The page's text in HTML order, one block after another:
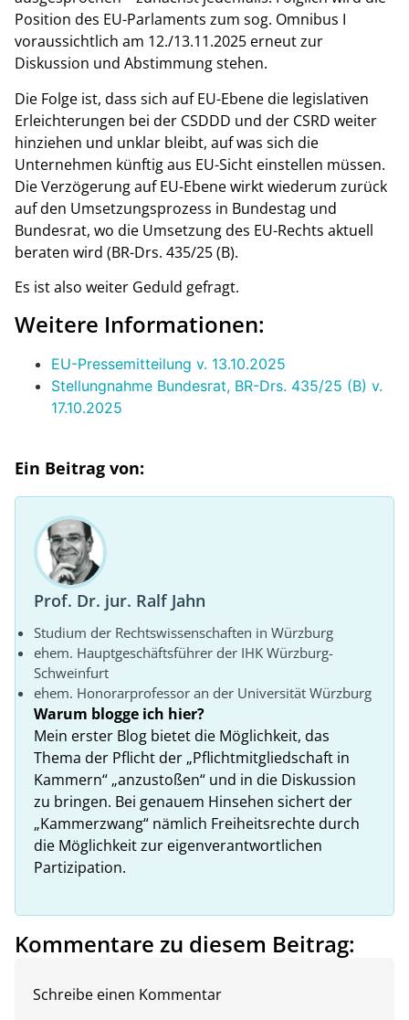
Position des EU-Parlaments zum sog. Omnibus I
voraussichtlich am 12./13.11.2025 erneut zur
Diskussion und Abstimmung stehen.
Die Folge ist, dass sich auf EU-Ebene die legislativen
Erleichterungen bei der CSDDD und der CSRD weiter
hinziehen und unklar bleibt, auf was sich die
Unternehmen künftig aus EU-Sicht einstellen müssen.
Die Verzögerung auf EU-Ebene wirkt wiederum zurück
auf den Umsetzungsprozess in Bundestag und
Bundesrat, wo die Umsetzung des EU-Rechts aktuell
beraten wird (BR-Drs. 435/25 (B).
Es ist also weiter Geduld gefragt.
Weitere Informationen:
EU-Pressemitteilung v. 13.10.2025
Stellungnahme Bundesrat, BR-Drs. 435/25 (B) v.
17.10.2025
Ein Beitrag von:
Prof. Dr. jur. Ralf Jahn
Studium der Rechtswissenschaften in Würzburg
ehem. Hauptgeschäftsführer der IHK Würzburg-
Schweinfurt
ehem. Honorarprofessor an der Universität Würzburg
Warum blogge ich hier?
Mein erster Blog bietet die Möglichkeit, das
Thema der Pflicht der „Pflichtmitgliedschaft in
Kammern“ „anzustoßen“ und in die Diskussion
zu bringen. Bei genauem Hinsehen sichert der
„Kammerzwang“ nämlich Freiheitsrechte durch
die Möglichkeit zur eigenverantwortlichen
Partizipation.
Kommentare zu diesem Beitrag:
Schreibe einen Kommentar